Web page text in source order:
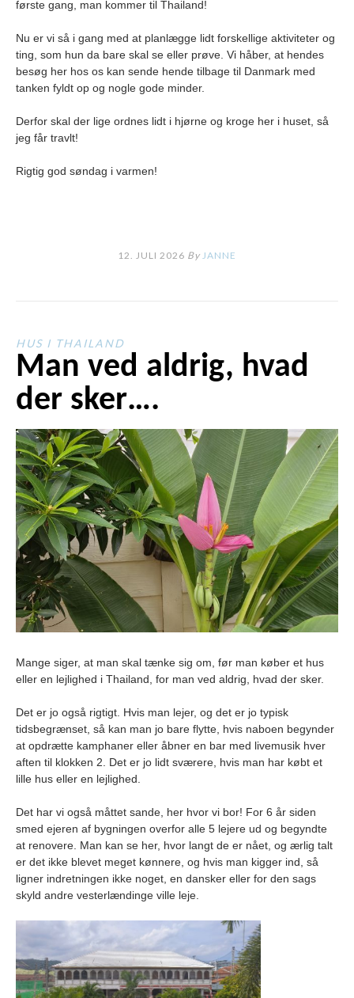
første gang, man kommer til Thailand!
Nu er vi så i gang med at planlægge lidt forskellige aktiviteter og
ting, som hun da bare skal se eller prøve. Vi håber, at hendes
besøg her hos os kan sende hende tilbage til Danmark med
tanken fyldt op og nogle gode minder.
Derfor skal der lige ordnes lidt i hjørne og kroge her i huset, så
jeg får travlt!
Rigtig god søndag i varmen!
12. JULI 2026 By JANNE
HUS I THAILAND
Man ved aldrig, hvad
der sker….
Mange siger, at man skal tænke sig om, før man køber et hus
eller en lejlighed i Thailand, for man ved aldrig, hvad der sker.
Det er jo også rigtigt. Hvis man lejer, og det er jo typisk
tidsbegrænset, så kan man jo bare flytte, hvis naboen begynder
at opdrætte kamphaner eller åbner en bar med livemusik hver
aften til klokken 2. Det er jo lidt sværere, hvis man har købt et
lille hus eller en lejlighed.
Det har vi også måttet sande, her hvor vi bor! For 6 år siden
smed ejeren af bygningen overfor alle 5 lejere ud og begyndte
at renovere. Man kan se her, hvor langt de er nået, og ærlig talt
er det ikke blevet meget kønnere, og hvis man kigger ind, så
ligner indretningen ikke noget, en dansker eller for den sags
skyld andre vesterlændinge ville leje.